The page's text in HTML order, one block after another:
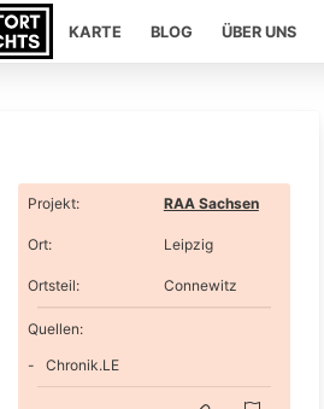
KARTE BLOG ÜBER UNS
Projekt: RAA Sachsen
Ort: Leipzig
Ortsteil: Connewitz
Quellen:
Chronik.LE